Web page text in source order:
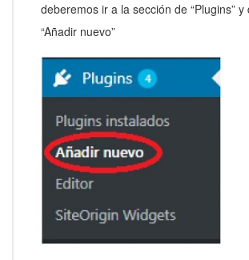
deberemos ir a la sección de “Plugins” y
“Añadir nuevo”